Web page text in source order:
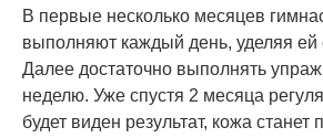
В первые несколько месяцев
выполняют каждый день, уделяя ей
Далее достаточно выполнять
неделю. Уже спустя 2 месяца
будет виден результат, кожа станет